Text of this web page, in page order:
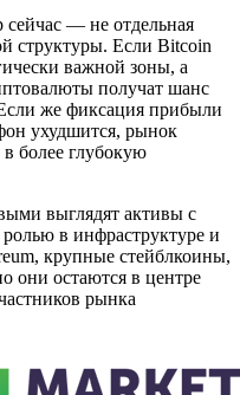
сейчас — не отдельная
структуры. Если Bitcoin
важной зоны, а
получат шанс
же фиксация прибыли
ухудшится, рынок
более глубокую
выглядят активы с
в инфраструктуре и
крупные стейблкоины,
они остаются в центре
рынка